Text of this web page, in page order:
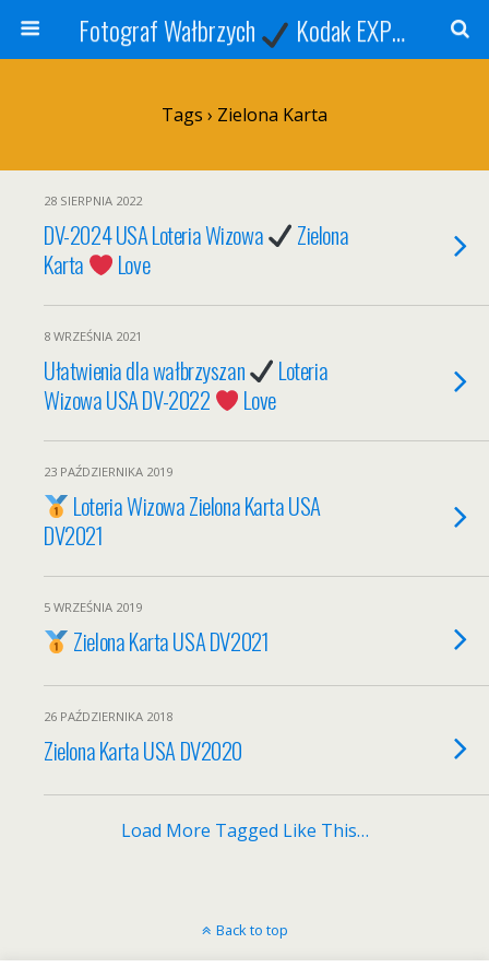
Fotograf Wałbrzych Kodak EXPRESS
Tags › Zielona Karta
28 SIERPNIA 2022
DV-2024 USA Loteria Wizowa
Zielona
Karta
Love
8 WRZEŚNIA 2021
Ułatwienia dla wałbrzyszan
Loteria
Wizowa USA DV-2022
Love
23 PAŹDZIERNIKA 2019
Loteria Wizowa Zielona Karta USA
DV2021
5 WRZEŚNIA 2019
Zielona Karta USA DV2021
26 PAŹDZIERNIKA 2018
Zielona Karta USA DV2020
Load More Tagged Like This…
Back to top